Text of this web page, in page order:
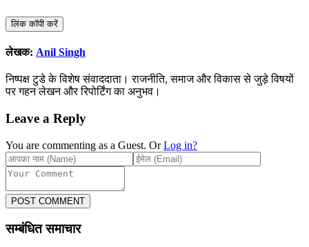
लिंक कॉपी करें
लेखक: Anil Singh
निष्पक्ष टुडे के विशेष संवाददाता। राजनीति, समाज और विकास से जुड़े विषयों
पर गहन लेखन और रिपोर्टिंग का अनुभव।
Leave a Reply
You are commenting as a Guest. Or Log in?
POST COMMENT
सम्बंधित समाचार